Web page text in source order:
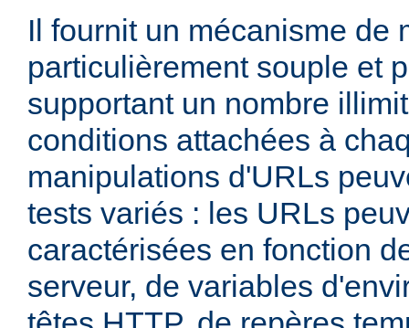
Il fournit un mécanisme de
particulièrement souple et
supportant un nombre
conditions attachées à
manipulations d'URLs
tests variés : les URLs
caractérisées en fonction
serveur, de variables